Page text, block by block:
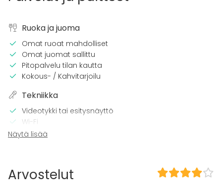
Ruoka ja juoma
Omat ruoat mahdolliset
Omat juomat sallittu
Pitopalvelu tilan kautta
Kokous- / Kahvitarjoilu
Tekniikka
Videotykki tai esitysnäyttö
Wi-Fi
CD / DVD -soitin
Tilaan kuuluu
Näytä lisää
Arvostelut